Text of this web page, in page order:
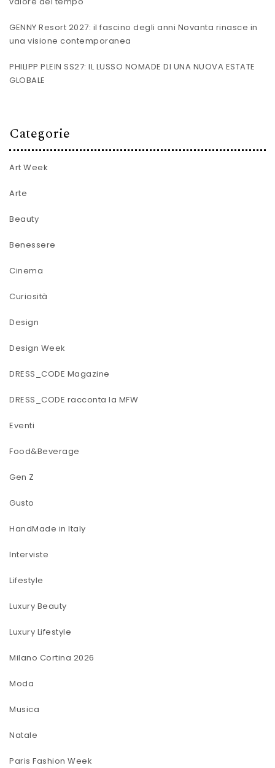
GENNY Resort 2027: il fascino degli anni Novanta rinasce in
una visione contemporanea
PHILIPP PLEIN SS27: IL LUSSO NOMADE DI UNA NUOVA ESTATE
GLOBALE
Categorie
Art Week
Arte
Beauty
Benessere
Cinema
Curiosità
Design
Design Week
DRESS_CODE Magazine
DRESS_CODE racconta la MFW
Eventi
Food&Beverage
Gen Z
Gusto
HandMade in Italy
Interviste
Lifestyle
Luxury Beauty
Luxury Lifestyle
Milano Cortina 2026
Moda
Musica
Natale
Paris Fashion Week